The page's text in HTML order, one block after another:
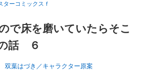
ターコミックスｆ
で床を磨いていたらそこ
話 ６
葉はづき／キャラクター原案